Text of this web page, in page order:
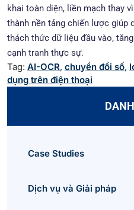
khai toàn diện, liền mạch thay
thành nền tảng chiến lược giúp
thách thức dữ liệu đầu vào,
cạnh tranh thực sự.
Tag: AI-OCR, chuyển đổi số,
dụng trên điện thoại
Case Studies
Dịch vụ và Giải pháp